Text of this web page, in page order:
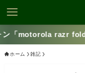
razr fold」8月6日発
ホーム 雑記